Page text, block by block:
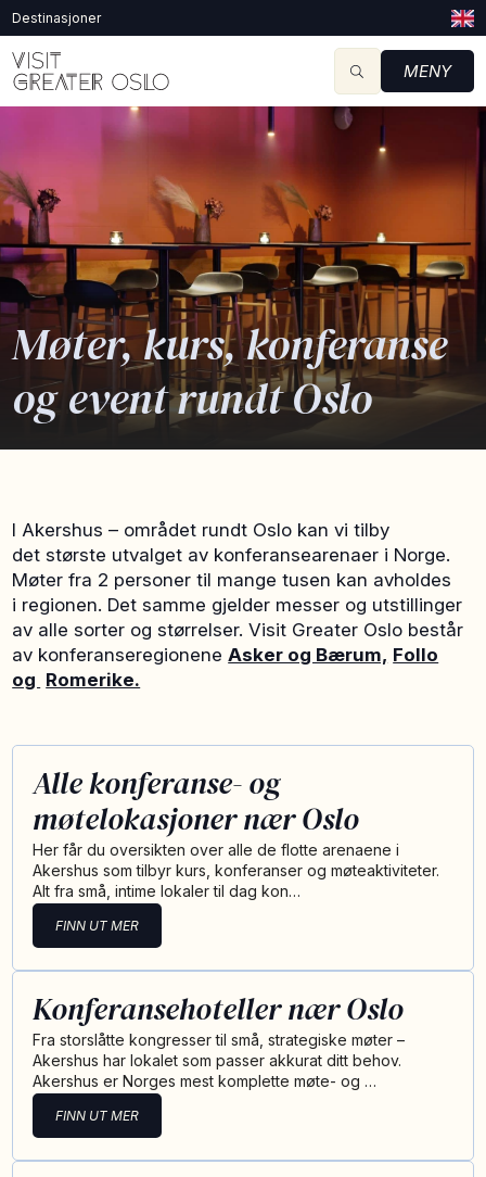
Destinasjoner
MENY
Møter, kurs, konferanse
og event rundt Oslo
I Akershus – området rundt Oslo kan vi tilby
det største utvalget av konferansearenaer i Norge.
Møter fra 2 personer til mange tusen kan avholdes
i regionen. Det samme gjelder messer og utstillinger
av alle sorter og størrelser. Visit Greater Oslo består
av konferanseregioneneAsker og Bærum, Follo
og Romerike.
Alle konferanse- og
møtelokasjoner nær Oslo
Her får du oversikten over alle de flotte arenaene i
Akershus som tilbyr kurs, konferanser og møteaktiviteter.
Alt fra små, intime lokaler til dag kon…
FINN UT MER
Konferansehoteller nær Oslo
Fra storslåtte kongresser til små, strategiske møter –
Akershus har lokalet som passer akkurat ditt behov.
Akershus er Norges mest komplette møte- og …
FINN UT MER